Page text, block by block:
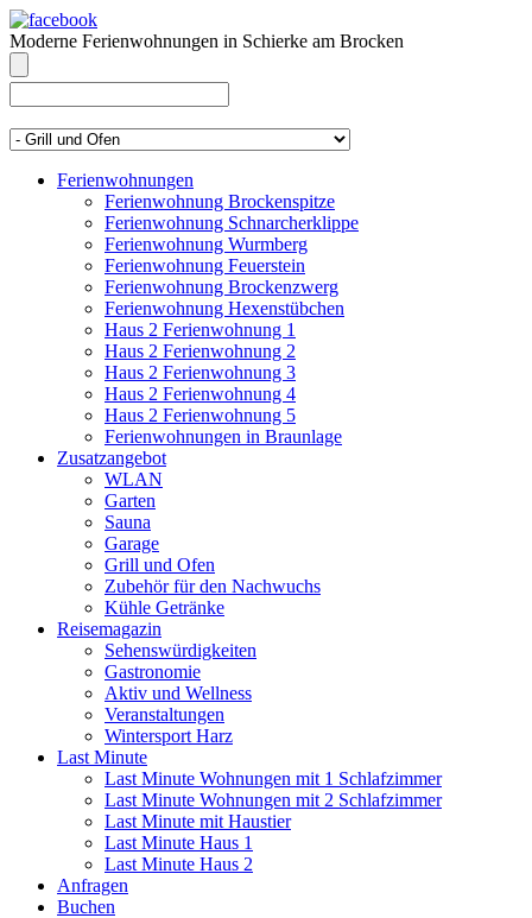
Moderne Ferienwohnungen in Schierke am Brocken
Ferienwohnungen
Ferienwohnung Brockenspitze
Ferienwohnung Schnarcherklippe
Ferienwohnung Wurmberg
Ferienwohnung Feuerstein
Ferienwohnung Brockenzwerg
Ferienwohnung Hexenstübchen
Haus 2 Ferienwohnung 1
Haus 2 Ferienwohnung 2
Haus 2 Ferienwohnung 3
Haus 2 Ferienwohnung 4
Haus 2 Ferienwohnung 5
Ferienwohnungen in Braunlage
Zusatzangebot
WLAN
Garten
Sauna
Garage
Grill und Ofen
Zubehör für den Nachwuchs
Kühle Getränke
Reisemagazin
Sehenswürdigkeiten
Gastronomie
Aktiv und Wellness
Veranstaltungen
Wintersport Harz
Last Minute
Last Minute Wohnungen mit 1 Schlafzimmer
Last Minute Wohnungen mit 2 Schlafzimmer
Last Minute mit Haustier
Last Minute Haus 1
Last Minute Haus 2
Anfragen
Buchen